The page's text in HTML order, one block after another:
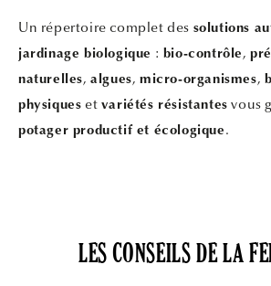
Un répertoire complet des solutions
jardinage biologique : bio-contrôle,
naturelles,algues,micro-organismes,
physiques et variétés résistantes vous
potager productif et écologique .
LES CONSEILS DE LA